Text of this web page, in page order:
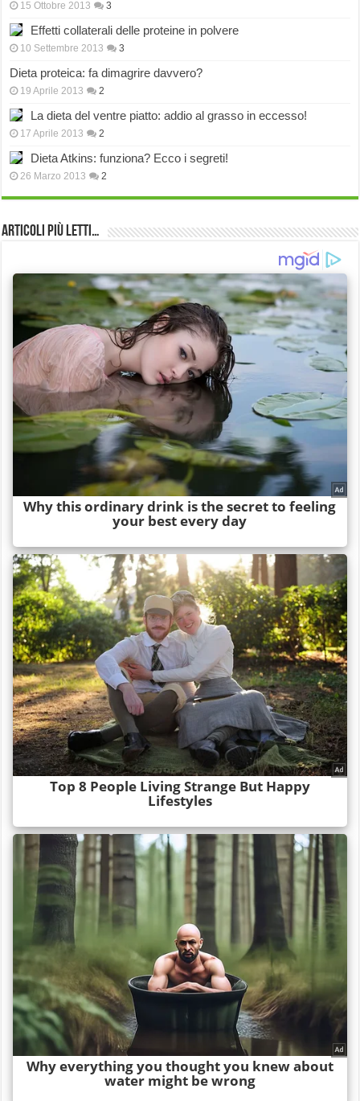
15 Ottobre 2013 3
Effetti collaterali delle proteine in polvere
10 Settembre 2013 3
Dieta proteica: fa dimagrire davvero?
19 Aprile 2013 2
La dieta del ventre piatto: addio al grasso in eccesso!
17 Aprile 2013 2
Dieta Atkins: funziona? Ecco i segreti!
26 Marzo 2013 2
Articoli più Letti…